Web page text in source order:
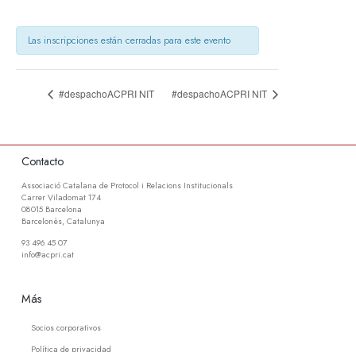
Las inscripciones están cerradas para este evento
#despachoACPRI NIT #despachoACPRI NIT
Contacto
Associació Catalana de Protocol i Relacions Institucionals
Carrer Viladomat 174
08015 Barcelona
Barcelonès, Catalunya
93 496 45 07
info@acpri.cat
Más
Socios corporativos
Política de privacidad